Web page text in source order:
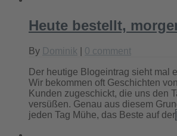
Heute bestellt,
By Dominik 0 comment
Der heutige Blogeintrag sieht mal
Wir bekommen oft Geschichten
Kunden zugeschickt, die uns den
versüßen. Genau aus diesem
jeden Tag Mühe, das Beste auf der